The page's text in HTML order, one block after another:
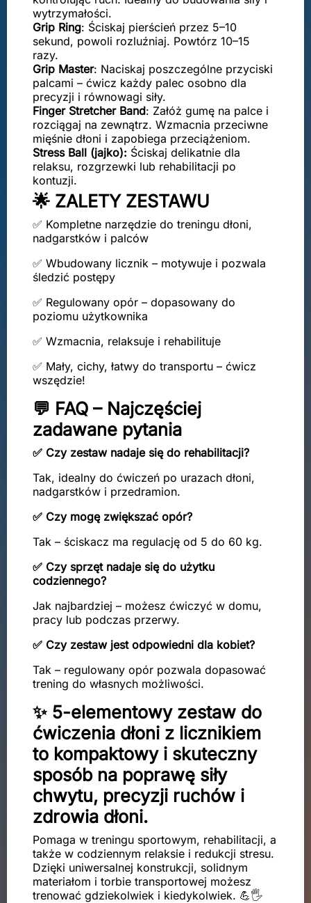
wytrzymałości.
Grip Ring: Ściskaj pierścień przez 5–10
sekund, powoli rozluźniaj. Powtórz 10–15
razy.
Grip Master: Naciskaj poszczególne przyciski
palcami – ćwicz każdy palec osobno dla
precyzji i równowagi siły.
Finger Stretcher Band: Załóż gumę na palce i
rozciągaj na zewnątrz. Wzmacnia przeciwne
mięśnie dłoni i zapobiega przeciążeniom.
Stress Ball (jajko): Ściskaj delikatnie dla
relaksu, rozgrzewki lub rehabilitacji po
kontuzji.
🌟 ZALETY ZESTAWU
✅ Kompletne narzędzie do treningu dłoni,
nadgarstków i palców
✅ Wbudowany licznik – motywuje i pozwala
śledzić postępy
✅ Regulowany opór – dopasowany do
poziomu użytkownika
✅ Wzmacnia, relaksuje i rehabilituje
✅ Mały, cichy, łatwy do transportu – ćwicz
wszędzie!
💬 FAQ – Najczęściej
zadawane pytania
✅ Czy zestaw nadaje się do rehabilitacji?
Tak, idealny do ćwiczeń po urazach dłoni,
nadgarstków i przedramion.
✅ Czy mogę zwiększać opór?
Tak – ściskacz ma regulację od 5 do 60 kg.
✅ Czy sprzęt nadaje się do użytku
codziennego?
Jak najbardziej – możesz ćwiczyć w domu,
pracy lub podczas przerwy.
✅ Czy zestaw jest odpowiedni dla kobiet?
Tak – regulowany opór pozwala dopasować
trening do własnych możliwości.
✨ 5-elementowy zestaw do
ćwiczenia dłoni z licznikiem
to kompaktowy i skuteczny
sposób na poprawę siły
chwytu, precyzji ruchów i
zdrowia dłoni.
Pomaga w treningu sportowym, rehabilitacji, a
także w codziennym relaksie i redukcji stresu.
Dzięki uniwersalnej konstrukcji, solidnym
materiałom i torbie transportowej możesz
trenować gdziekolwiek i kiedykolwiek. 💪🖐️